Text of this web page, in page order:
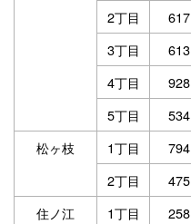
2丁目
617
3丁目
613
4丁目
928
5丁目
534
松ヶ枝
1丁目 794
2丁目
475
住ノ江
1丁目 258